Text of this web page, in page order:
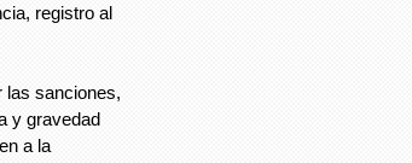
registro al
las sanciones,
y gravedad
a la